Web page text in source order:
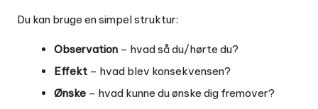
Du kan bruge en simpel struktur:
Observation – hvad så du/hørte du?
Effekt – hvad blev konsekvensen?
Ønske – hvad kunne du ønske dig fremover?